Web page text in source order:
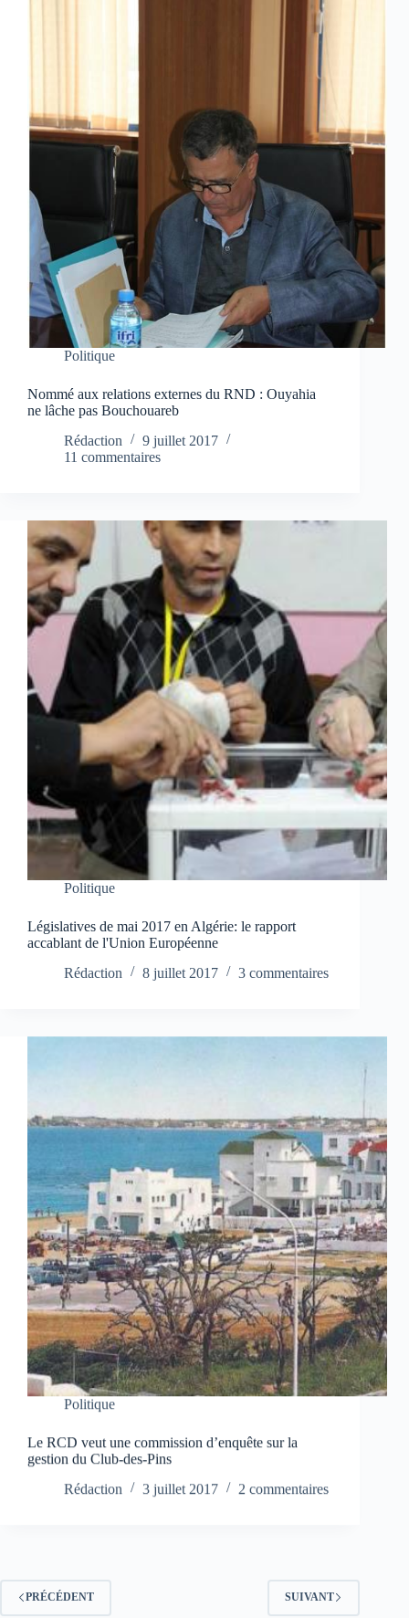
Politique
Nommé aux relations externes du RND : Ouyahia
ne lâche pas Bouchouareb
Rédaction
9 juillet 2017
11 commentaires
Politique
Législatives de mai 2017 en Algérie: le rapport
accablant de l'Union Européenne
Rédaction
8 juillet 2017 3 commentaires
Politique
Le RCD veut une commission d’enquête sur la
gestion du Club-des-Pins
Rédaction
3 juillet 2017 2 commentaires
PRÉCÉDENT SUIVANT